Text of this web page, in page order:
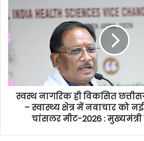
स्वस्थ नागरिक ही विकसित
– स्वास्थ्य क्षेत्र में नवाचार को
चांसलर मीट-2026 :